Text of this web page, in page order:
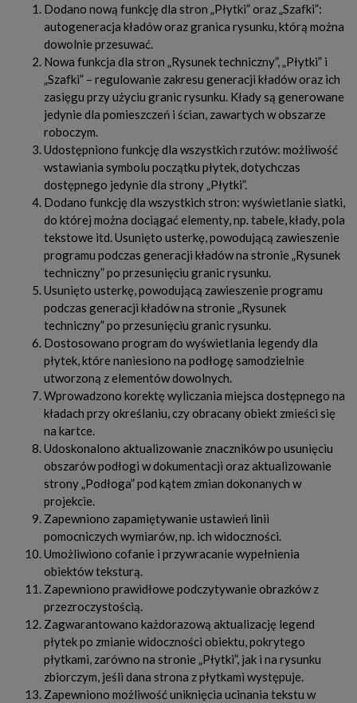
Dodano nową funkcję dla stron „Płytki” oraz „Szafki”:
autogeneracja kładów oraz granica rysunku, którą można
dowolnie przesuwać.
Nowa funkcja dla stron „Rysunek techniczny”, „Płytki” i
„Szafki” – regulowanie zakresu generacji kładów oraz ich
zasięgu przy użyciu granic rysunku. Kłady są generowane
jedynie dla pomieszczeń i ścian, zawartych w obszarze
roboczym.
Udostępniono funkcję dla wszystkich rzutów: możliwość
wstawiania symbolu początku płytek, dotychczas
dostępnego jedynie dla strony „Płytki”.
Dodano funkcję dla wszystkich stron: wyświetlanie siatki,
do której można dociągać elementy, np. tabele, kłady, pola
tekstowe itd. Usunięto usterkę, powodującą zawieszenie
programu podczas generacji kładów na stronie „Rysunek
techniczny” po przesunięciu granic rysunku.
Usunięto usterkę, powodującą zawieszenie programu
podczas generacji kładów na stronie „Rysunek
techniczny” po przesunięciu granic rysunku.
Dostosowano program do wyświetlania legendy dla
płytek, które naniesiono na podłogę samodzielnie
utworzoną z elementów dowolnych.
Wprowadzono korektę wyliczania miejsca dostępnego na
kładach przy określaniu, czy obracany obiekt zmieści się
na kartce.
Udoskonalono aktualizowanie znaczników po usunięciu
obszarów podłogi w dokumentacji oraz aktualizowanie
strony „Podłoga” pod kątem zmian dokonanych w
projekcie.
Zapewniono zapamiętywanie ustawień linii
pomocniczych wymiarów, np. ich widoczności.
Umożliwiono cofanie i przywracanie wypełnienia
obiektów teksturą.
Zapewniono prawidłowe podczytywanie obrazków z
przezroczystością.
Zagwarantowano każdorazową aktualizację legend
płytek po zmianie widoczności obiektu, pokrytego
płytkami, zarówno na stronie „Płytki”, jak i na rysunku
zbiorczym, jeśli dana strona z płytkami występuje.
Zapewniono możliwość uniknięcia ucinania tekstu w